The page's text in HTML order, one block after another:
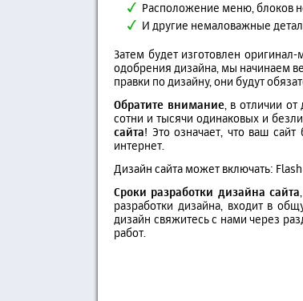
Расположение меню, блоков
И другие немаловажные
Затем будет изготовлен
одобрения дизайна, мы начинаем
правки по дизайну, они будут
Обратите внимание, в отличии
сотни и тысячи одинаковых и
сайта! Это означает, что ваш
интернет.
Дизайн сайта может включать:
Сроки разработки дизайна сайта
разработки дизайна, входит в
дизайн свяжитесь с нами через
работ.